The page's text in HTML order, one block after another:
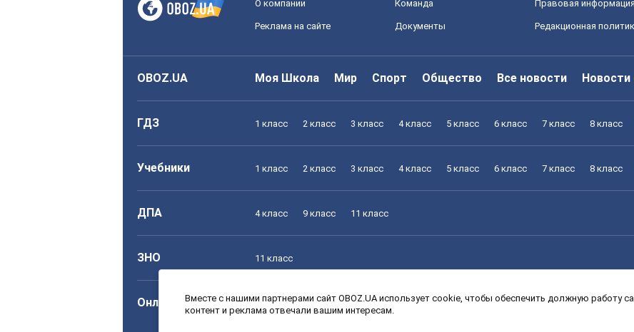
О компании Команда Правовая информация
Реклама на сайте Документы Редакционная
OBOZ.UA Моя Школа Мир Спорт Общество Все новости Новости
ГДЗ 1 класс 2 класс 3 класс 4 класс 5 класс 6 класс 7 класс 8 класс
Учебники 1 класс 2 класс 3 класс 4 класс 5 класс 6 класс 7 класс 8 класс
ДПА 4 класс 9 класс 11 класс
ЗНО 11 класс
Онлайн уроки 1 класс 2 класс 3 класс 4 класс 5 класс 6 класс 7 класс 8 класс
Вместе с нашими партнерами сайт OBOZ.UA использует cookie, чтобы обеспечить должную работу
контент и реклама отвечали вашим интересам.